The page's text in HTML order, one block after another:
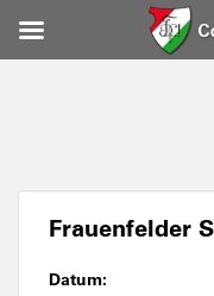
Frauenfelder
Datum: